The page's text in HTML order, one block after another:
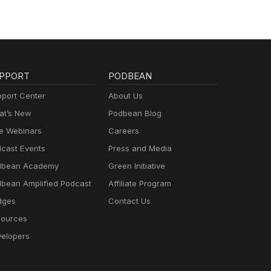
Center
New
Webinars
Events
Academy
Amplified Podcast
PODBEAN
About Us
Podbean Blog
Careers
Press and Media
Green Initiative
Affiliate Program
Contact Us